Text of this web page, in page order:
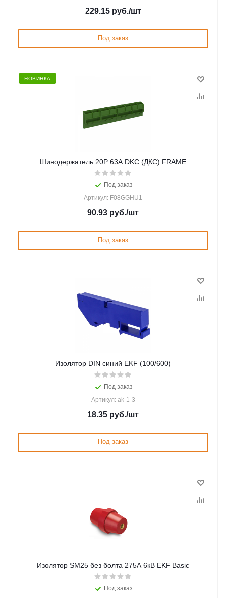
229.15руб./шт
Под заказ
НОВИНКА
Шинодержатель 20P 63А DKC (ДКС) FRAME
Под заказ
Артикул: F08GGHU1
90.93 руб./шт
Под заказ
Изолятор DIN синий EKF (100/600)
Под заказ
Артикул: ak-1-3
18.35 руб./шт
Под заказ
Изолятор SM25 без болта 275А 6кВ EKF Basic
Под заказ